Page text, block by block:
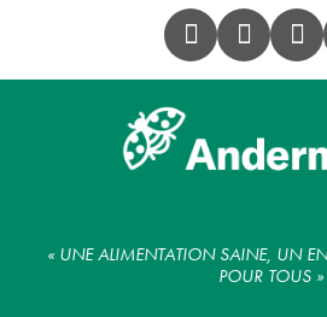
« UNE ALIMENTATION SAINE, UN
POUR TOUS »